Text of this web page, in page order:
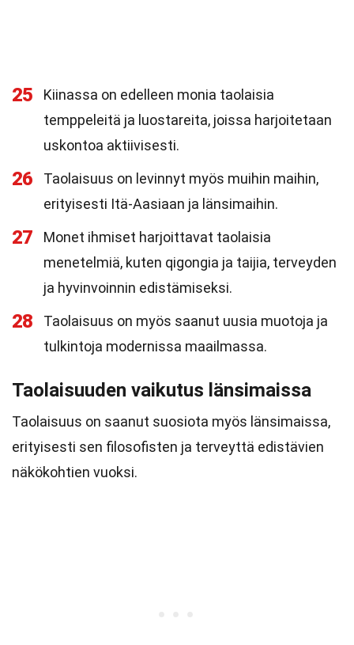
25
Kiinassa on edelleen monia taolaisia
temppeleitä ja luostareita, joissa harjoitetaan
uskontoa aktiivisesti.
26
Taolaisuus on levinnyt myös muihin maihin,
erityisesti Itä-Aasiaan ja länsimaihin.
27
Monet ihmiset harjoittavat taolaisia
menetelmiä, kuten qigongia ja taijia, terveyden
ja hyvinvoinnin edistämiseksi.
28
Taolaisuus on myös saanut uusia muotoja ja
tulkintoja modernissa maailmassa.
Taolaisuuden vaikutus länsimaissa
Taolaisuus on saanut suosiota myös länsimaissa,
erityisesti sen filosofisten ja terveyttä edistävien
näkökohtien vuoksi.